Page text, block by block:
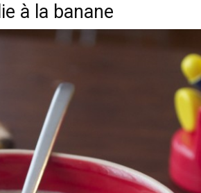
à la banane